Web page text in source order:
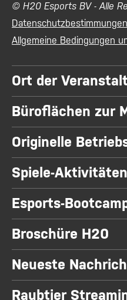
© H20 Esports BV - Alle
Datenschutzbestimmungen
Allgemeine Bedingungen
Ort der
Büroflächen zur
Originelle
Spiele-Aktivitäten
Esports-
Broschüre H20
Neueste
Raubtier